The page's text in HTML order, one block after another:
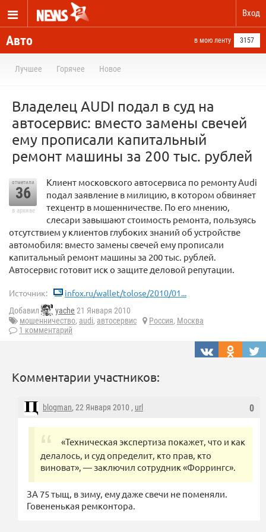
Вход
Авто в мою ленту 3157
Лучшее Горячее Новое
Владелец AUDI подал в суд на
автосервис: вместо замены свечей
ему прописали капитальный
ремонт машины за 200 тыс. рублей
отметили
36
в архиве
Клиент московского автосервиса по ремонту Audi
подал заявление в милицию, в котором обвиняет
техцентр в мошенничестве. По его мнению,
слесари завышают стоимость ремонта, пользуясь
отсутствием у клиентов глубоких знаний об устройстве
автомобиля: вместо замены свечей ему прописали
капитальный ремонт машины за 200 тыс. рублей.
Автосервис готовит иск о защите деловой репутации.
Источник: infox.ru/wallet/tolose/2010/01...
Добавил yache 21 Января 2010
мошенничество, audi, автосервис Россия, Москва
1 комментарий
Комментарии участников:
0
blogman, 22 Января 2010 , url
«Техническая экспертиза покажет, что и как
делалось, и суд определит, кто прав, кто
виноват», — заключил сотрудник «Форрингс».
ЗА 75 тыщ, в зиму, ему даже свечи не поменяли.
Говененькая ремконтора.